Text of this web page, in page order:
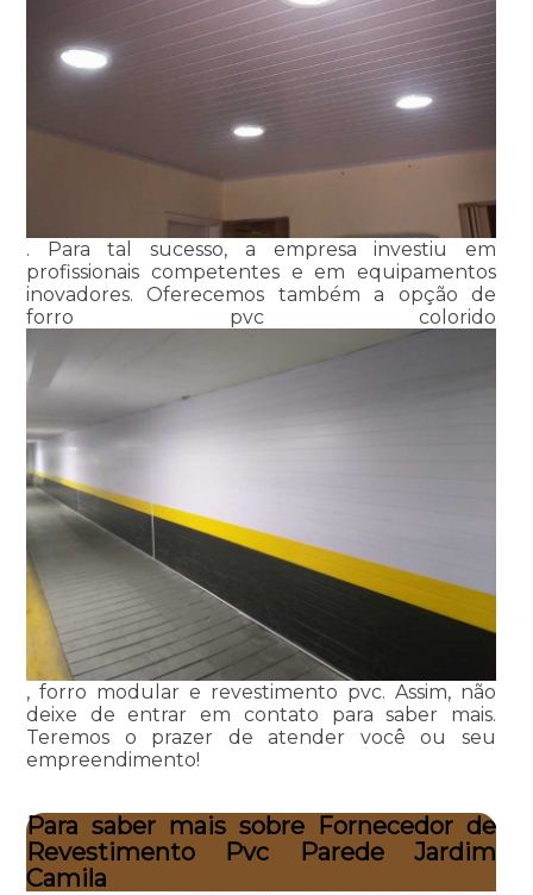
. Para tal sucesso, a empresa investiu em
profissionais competentes e em equipamentos
inovadores. Oferecemos também a opção de
forro pvc colorido
, forro modular e revestimento pvc. Assim, não
deixe de entrar em contato para saber mais.
Teremos o prazer de atender você ou seu
empreendimento!
Para saber mais sobre Fornecedor de
Revestimento Pvc Parede Jardim
Camila